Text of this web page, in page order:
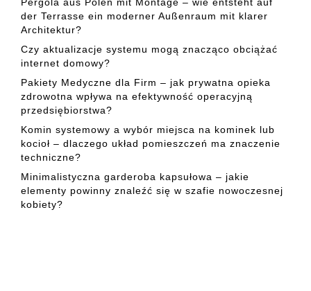
Pergola aus Polen mit Montage – wie entsteht auf
der Terrasse ein moderner Außenraum mit klarer
Architektur?
Czy aktualizacje systemu mogą znacząco obciążać
internet domowy?
Pakiety Medyczne dla Firm – jak prywatna opieka
zdrowotna wpływa na efektywność operacyjną
przedsiębiorstwa?
Komin systemowy a wybór miejsca na kominek lub
kocioł – dlaczego układ pomieszczeń ma znaczenie
techniczne?
Minimalistyczna garderoba kapsułowa – jakie
elementy powinny znaleźć się w szafie nowoczesnej
kobiety?